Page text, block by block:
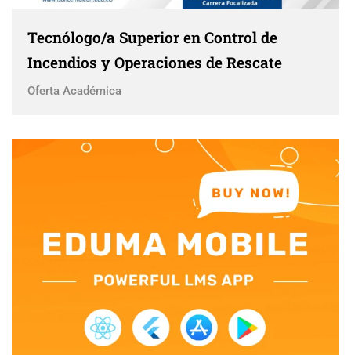
Tecnólogo/a Superior en Control de
Incendios y Operaciones de Rescate
Oferta Académica